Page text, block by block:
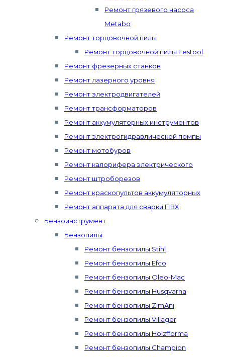
Ремонт грязевого насоса
Metabo
Ремонт торцовочной пилы
Ремонт торцовочной пилы Festool
Ремонт фрезерных станков
Ремонт лазерного уровня
Ремонт электродвигателей
Ремонт трансформаторов
Ремонт аккумуляторных инструментов
Ремонт электрогидравлической помпы
Ремонт мотобуров
Ремонт калорифера электрического
Ремонт штроборезов
Ремонт краскопультов аккумуляторных
Ремонт аппарата для сварки ПВХ
Бензоинструмент
Бензопилы
Ремонт бензопилы Stihl
Ремонт бензопилы Efco
Ремонт бензопилы Oleo-Mac
Ремонт бензопилы Husqvarna
Ремонт бензопилы ZimAni
Ремонт бензопилы Villager
Ремонт бензопилы Holzfforma
Ремонт бензопилы Champion